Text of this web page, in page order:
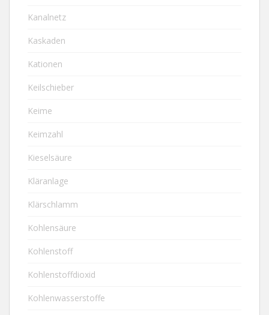
Kanalnetz
Kaskaden
Kationen
Keilschieber
Keime
Keimzahl
Kieselsäure
Kläranlage
Klärschlamm
Kohlensäure
Kohlenstoff
Kohlenstoffdioxid
Kohlenwasserstoffe